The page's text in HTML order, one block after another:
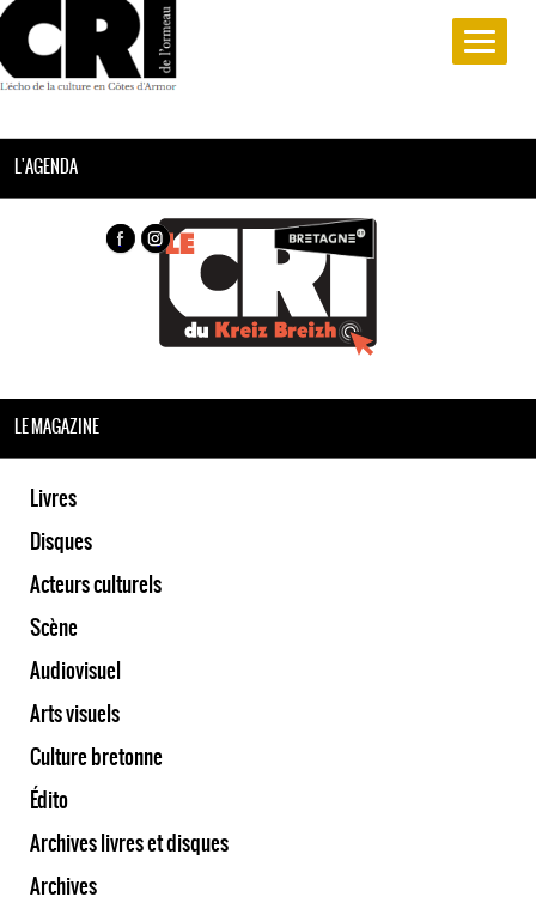
L'AGENDA
LE MAGAZINE
Livres
Disques
Acteurs culturels
Scène
Audiovisuel
Arts visuels
Culture bretonne
Édito
Archives livres et disques
Archives